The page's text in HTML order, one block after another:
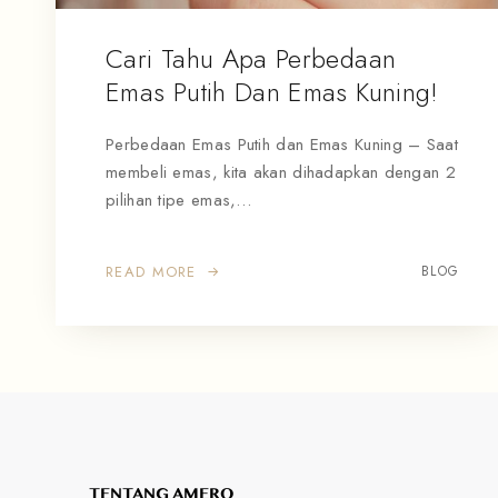
Cari Tahu Apa Perbedaan
Emas Putih Dan Emas Kuning!
Perbedaan Emas Putih dan Emas Kuning – Saat
membeli emas, kita akan dihadapkan dengan 2
pilihan tipe emas,…
BLOG
READ MORE
TENTANG AMERO